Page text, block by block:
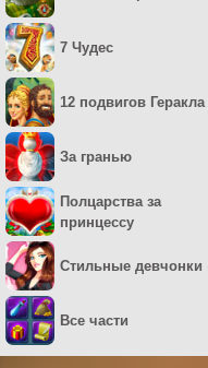
7 Чудес
12 подвигов Геракла
За гранью
Полцарства за
принцессу
Стильные девчонки
Все части